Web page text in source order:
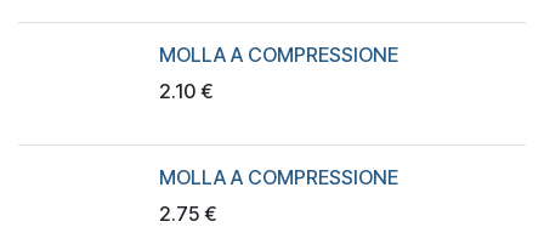
MOLLA A COMPRESSIONE
2.10 €
MOLLA A COMPRESSIONE
2.75 €